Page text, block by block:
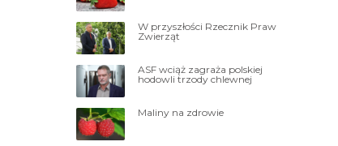
W przyszłości Rzecznik Praw
Zwierząt
ASF wciąż zagraża polskiej
hodowli trzody chlewnej
Maliny na zdrowie